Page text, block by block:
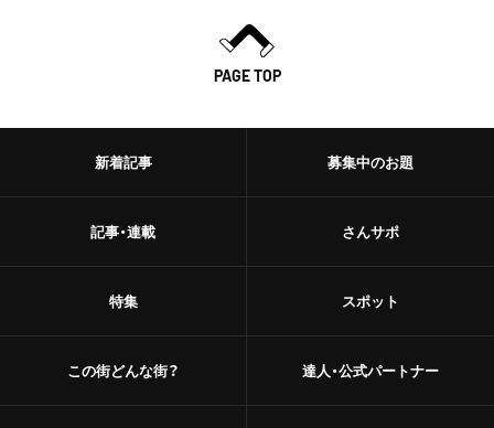
PAGE TOP
新着記事
記事・連載
特集
この街どんな街？
募集中のお題
さんサポ
スポット
達人・公式パートナー